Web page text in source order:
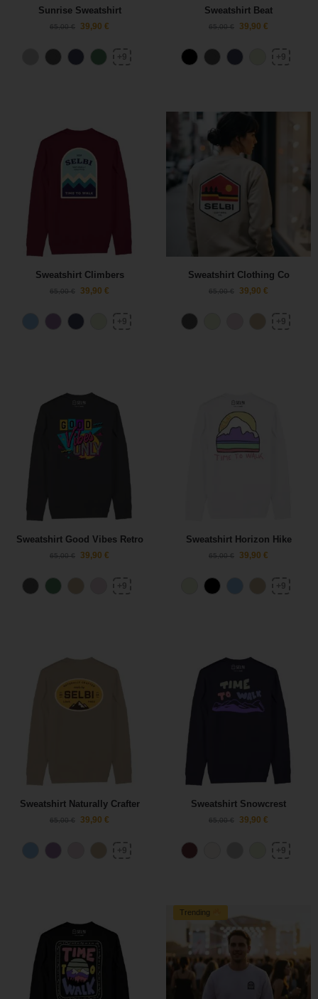
Sunrise Sweatshirt
65,00€ 39,90 €
Sweatshirt Beat
65,00€ 39,90 €
Sweatshirt Climbers
65,00€ 39,90 €
Sweatshirt Clothing Co
65,00€ 39,90 €
Sweatshirt Good Vibes Retro
65,00€ 39,90 €
Sweatshirt Horizon Hike
65,00€ 39,90 €
Sweatshirt Naturally Crafter
65,00€ 39,90 €
Sweatshirt Snowcrest
65,00€ 39,90 €
Trending